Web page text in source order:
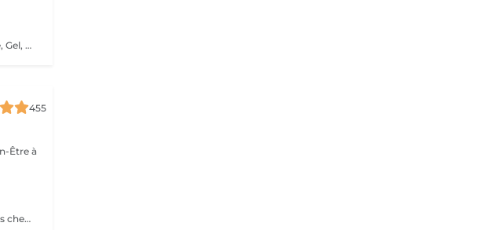
Tous ces produits sont compris dans le prix : Mousse, Laque, Gel, Soin démêlant, Shampoing spécifique. Tous les produits que nous utilisons sont des produits de qualité professionnelle.
455
Pour information, Les cheveux courts : Jusqu'à la Nuque Les cheveux mi-longs : Jusqu'à l'épaule Les cheveux longs : En dessous de l'épaule Un supplément sera demandé pour les cheveux très longs, (jusqu'au milieu du dos)